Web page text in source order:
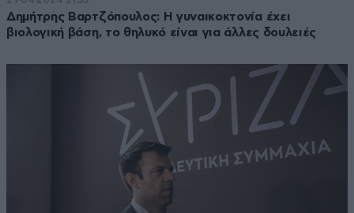
Δημήτρης Βαρτζόπουλος: Η γυναικοκτονία έχει
βιολογική βάση, το θηλυκό είναι για άλλες δουλειές